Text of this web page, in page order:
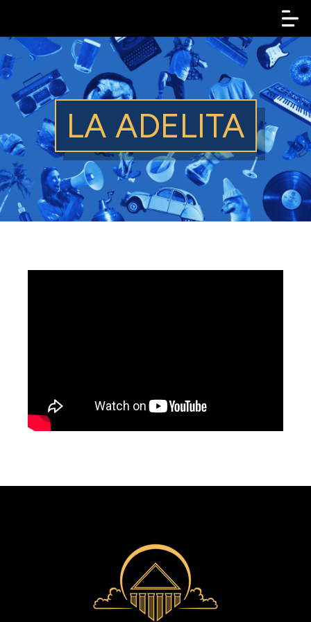
LA ADELITA